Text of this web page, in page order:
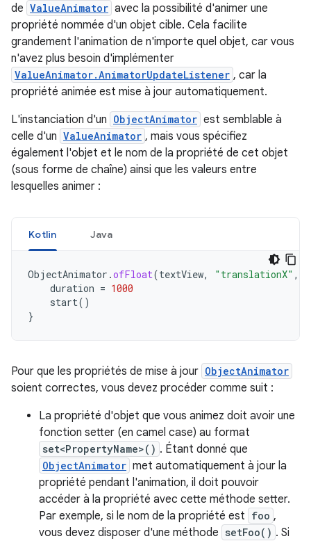
de ValueAnimator avec la possibilité d'animer une
propriété nommée d'un objet cible. Cela facilite
grandement l'animation de n'importe quel objet, car vous
n'avez plus besoin d'implémenter
ValueAnimator.AnimatorUpdateListener , car la
propriété animée est mise à jour automatiquement.
L'instanciation d'un ObjectAnimator est semblable à
celle d'un ValueAnimator , mais vous spécifiez
également l'objet et le nom de la propriété de cet objet
(sous forme de chaîne) ainsi que les valeurs entre
lesquelles animer :
Kotlin Java
ObjectAnimator .ofFloat(textView, "translationX" ,
duration = 1000
start()
}
Pour que les propriétés de mise à jour ObjectAnimator
soient correctes, vous devez procéder comme suit :
La propriété d'objet que vous animez doit avoir une
fonction setter (en camel case) au format
set<PropertyName>() . Étant donné que
ObjectAnimator met automatiquement à jour la
propriété pendant l'animation, il doit pouvoir
accéder à la propriété avec cette méthode setter.
Par exemple, si le nom de la propriété est foo ,
vous devez disposer d'une méthode setFoo() . Si